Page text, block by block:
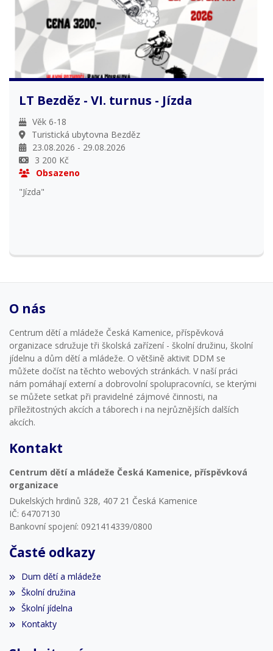
LT Bezděz - VI. turnus - Jízda
Věk 6-18
Turistická ubytovna Bezděz
23.08.2026 - 29.08.2026
3 200 Kč
Obsazeno
"Jízda"
O nás
Centrum dětí a mládeže Česká Kamenice, příspěvková
organizace sdružuje tři školská zařízení - školní družinu, školní
jídelnu a dům dětí a mládeže. O většině aktivit DDM se
můžete dočíst na těchto webových stránkách. V naší práci
nám pomáhají externí a dobrovolní spolupracovníci, se kterými
se můžete setkat při pravidelné zájmové činnosti, na
příležitostných akcích a táborech i na nejrůznějších dalších
akcích.
Kontakt
Centrum dětí a mládeže Česká Kamenice, příspěvková
organizace
Dukelských hrdinů 328, 407 21 Česká Kamenice
IČ: 64707130
Bankovní spojení: 0921414339/0800
Časté odkazy
Dum dětí a mládeže
Školní družina
Školní jídelna
Kontakty